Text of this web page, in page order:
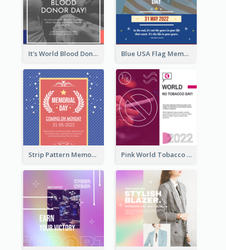
It's World Blood Donor Day Photo Instagram Post Blue USA Flag Memorial Day Instagram Post Design
Strip Pattern Memorial Day Instagram Post Pink World Tobacco Day Instagram Post